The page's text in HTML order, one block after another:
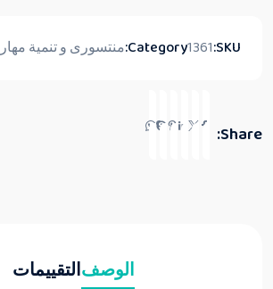
SKU:
1361
Category: منتسورى و تنمية
Share:
الوصفالتقييمات